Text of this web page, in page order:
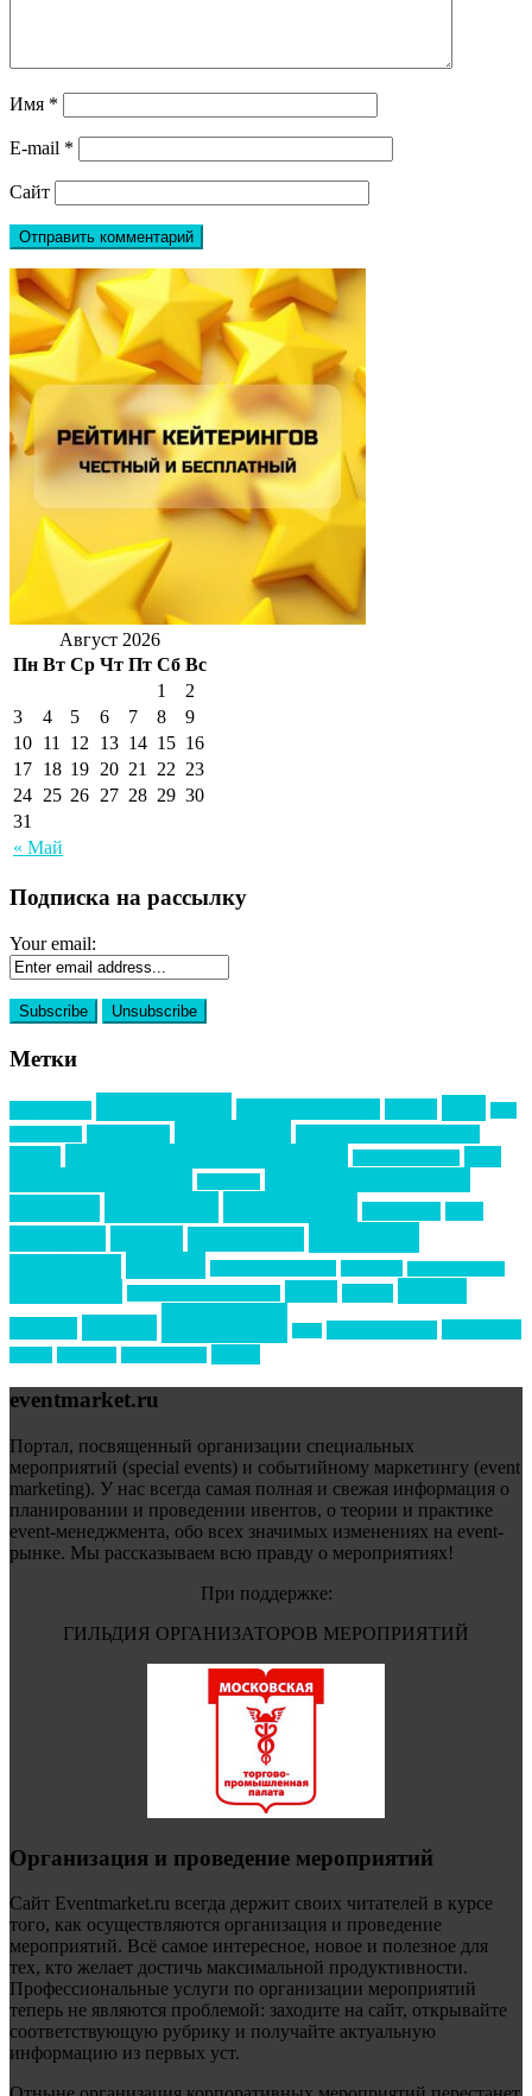
Имя *
E-mail *
Сайт
Август 2026
Пн Вт Ср Чт Пт Сб Вс
« Май
1
2
3
4 5 6 7 8
9
10 11 12 13 14 15 16
17 18 19 20 21 22 23
24 25 26 27 28 29 30
31
Подписка на рассылку
Your email:
Метки
eventmarket.ru
Портал, посвященный организации специальных
мероприятий (special events) и событийному маркетингу (event
marketing). У нас всегда самая полная и свежая информация о
планировании и проведении ивентов, о теории и практике
event-менеджмента, обо всех значимых изменениях на event-
рынке. Мы рассказываем всю правду о мероприятиях!
При поддержке:
ГИЛЬДИЯ ОРГАНИЗАТОРОВ МЕРОПРИЯТИЙ
Организация и проведение мероприятий
Сайт Eventmarket.ru всегда держит своих читателей в курсе
того, как осуществляются организация и проведение
мероприятий. Всё самое интересное, новое и полезное для
тех, кто желает достичь максимальной продуктивности.
Профессиональные услуги по организации мероприятий
теперь не являются проблемой: заходите на сайт, открывайте
соответствующую рубрику и получайте актуальную
информацию из первых уст.